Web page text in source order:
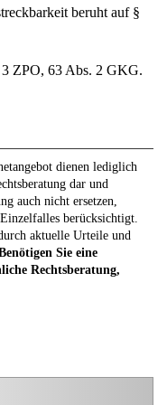
beruht auf §
ZPO, 63 Abs. 2 GKG.
dienen lediglich
dar und
auch nicht ersetzen,
berücksichtigt.
aktuelle Urteile und
Sie eine
Rechtsberatung,